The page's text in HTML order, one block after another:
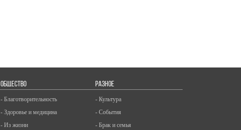
ОБЩЕСТВО
- Благотворительность
- Здоровье и медицина
- Из жизни
РАЗНОЕ
- Культура
- События
- Брак и семья